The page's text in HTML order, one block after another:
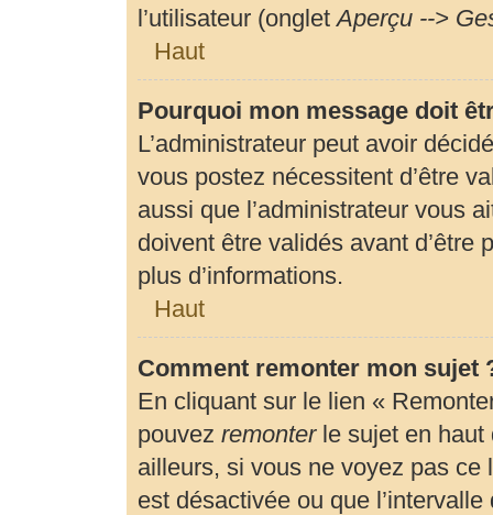
l’utilisateur (ongletAperçu -->
Haut
Pourquoi mon message doit
L’administrateur peut avoir
vous postez nécessitent d’être
aussi que l’administrateur vous
doivent être validés avant d’être
plus d’informations.
Haut
Comment remonter mon sujet
En cliquant sur le lien «
pouvez remonterle sujet en haut
ailleurs, si vous ne voyez pas
est désactivée ou que